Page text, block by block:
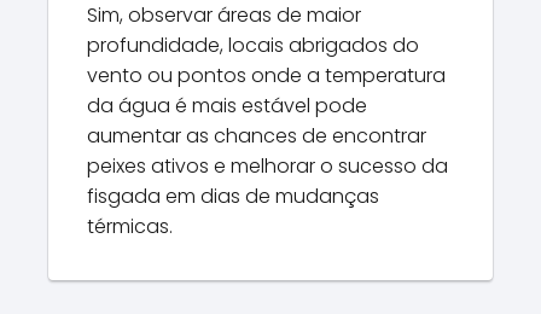
Sim, observar áreas de maior
profundidade, locais abrigados do
vento ou pontos onde a temperatura
da água é mais estável pode
aumentar as chances de encontrar
peixes ativos e melhorar o sucesso da
fisgada em dias de mudanças
térmicas.